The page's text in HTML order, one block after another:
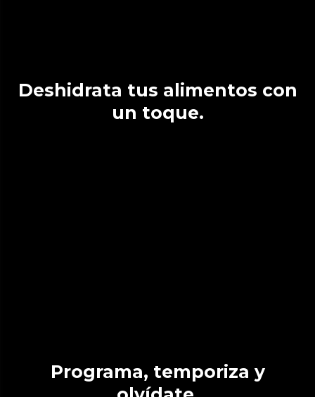
Deshidrata tus alimentos con
un toque.
Programa, temporiza y